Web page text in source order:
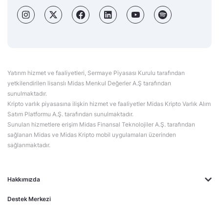
Hakkımızda
Destek Merkezi
Yatırım hizmet ve faaliyetleri, Sermaye Piyasası Kurulu tarafından
yetkilendirilen lisanslı Midas Menkul Değerler A.Ş tarafından
sunulmaktadır.
Kripto varlık piyasasına ilişkin hizmet ve faaliyetler Midas Kripto Varlık Alım
Satım Platformu A.Ş. tarafından sunulmaktadır.
Sunulan hizmetlere erişim Midas Finansal Teknolojiler A.Ş. tarafından
sağlanan Midas ve Midas Kripto mobil uygulamaları üzerinden
sağlanmaktadır.